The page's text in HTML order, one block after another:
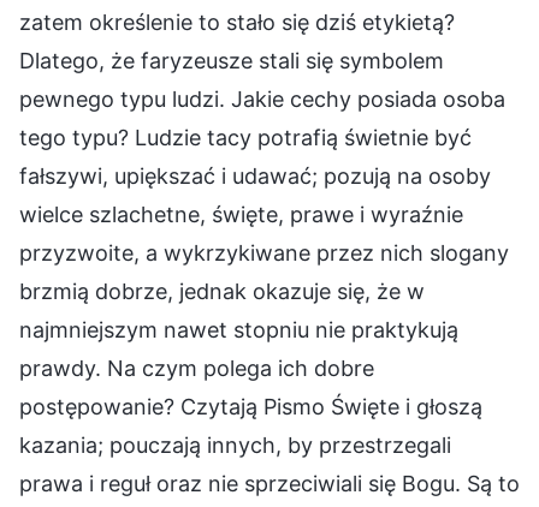
zatem określenie to stało się dziś etykietą?
Dlatego, że faryzeusze stali się symbolem
pewnego typu ludzi. Jakie cechy posiada osoba
tego typu? Ludzie tacy potrafią świetnie być
fałszywi, upiększać i udawać; pozują na osoby
wielce szlachetne, święte, prawe i wyraźnie
przyzwoite, a wykrzykiwane przez nich slogany
brzmią dobrze, jednak okazuje się, że w
najmniejszym nawet stopniu nie praktykują
prawdy. Na czym polega ich dobre
postępowanie? Czytają Pismo Święte i głoszą
kazania; pouczają innych, by przestrzegali
prawa i reguł oraz nie sprzeciwiali się Bogu. Są to